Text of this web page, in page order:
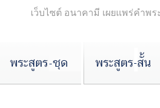
เว็บไซต์ อนาคามี เผยแพร่คำพ